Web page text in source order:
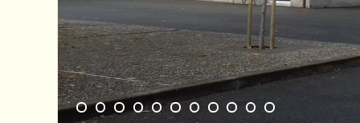
1 2 3 4 5 6 7 8 9 10 11